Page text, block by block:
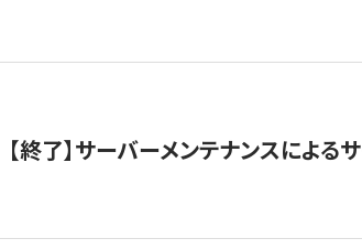
【終了】サーバーメンテナンスによ